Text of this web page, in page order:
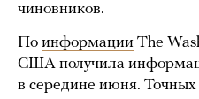
чиновников.
По информации The
США получила
в середине июня.